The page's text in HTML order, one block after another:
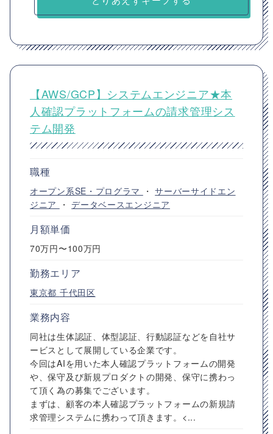
【AWS/GCP】システムエンジニア★本
人確認プラットフォームの請求管理シス
テム開発
職種
オープン系SE・プログラマ ・サーバーサイドエン
ジニア
・データベースエンジニア
月額単価
70万円〜100万円
勤務エリア
東京都 千代田区
業務内容
同社は生体認証、体型認証、行動認証などを自社サ
ービスとして展開している企業です。
今回はAIを用いた本人確認プラットフォームの開発
や、保守及び新規プロダクトの開発、保守に携わっ
て頂く為の募集でございます。
まずは、顧客の本人確認プラットフォームの新規請
求管理システムに携わって頂きます。<...